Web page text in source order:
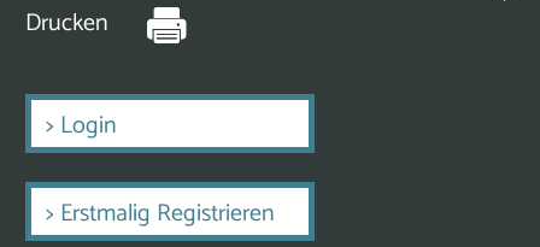
Drucken
> Login
> Erstmalig Registrieren